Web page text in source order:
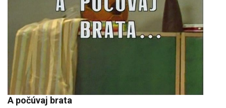
A počúvaj brata